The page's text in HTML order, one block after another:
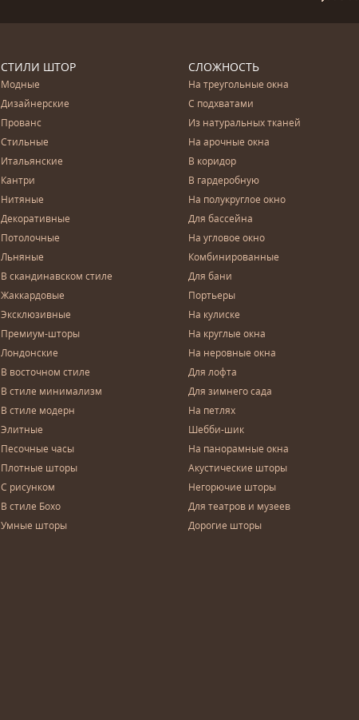
СТИЛИ ШТОР
Модные
Дизайнерские
Прованс
Стильные
Итальянские
Кантри
Нитяные
Декоративные
Потолочные
Льняные
В скандинавском стиле
Жаккардовые
Эксклюзивные
Премиум-шторы
Лондонские
В восточном стиле
В стиле минимализм
В стиле модерн
Элитные
Песочные часы
Плотные шторы
С рисунком
В стиле Бохо
Умные шторы
СЛОЖНОСТЬ
На треугольные окна
С подхватами
Из натуральных тканей
На арочные окна
В коридор
В гардеробную
На полукруглое окно
Для бассейна
На угловое окно
Комбинированные
Для бани
Портьеры
На кулиске
На круглые окна
На неровные окна
Для лофта
Для зимнего сада
На петлях
Шебби-шик
На панорамные окна
Акустические шторы
Негорючие шторы
Для театров и музеев
Дорогие шторы